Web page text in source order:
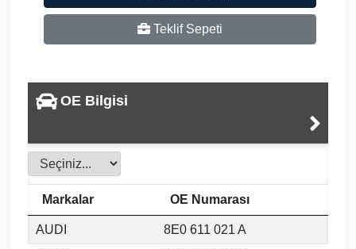
Teklif Sepeti
OE Bilgisi
Markalar OE Numarası
AUDI 8E0 611 021 A